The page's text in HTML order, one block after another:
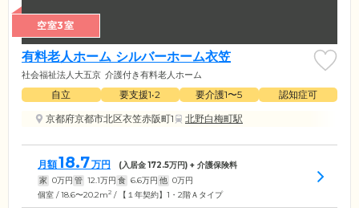
空室3室
有料老人ホーム シルバーホーム衣笠
社会福祉法人大五京 介護付き有料老人ホーム
自立 要支援1•2 要介護1〜5
認知症可
京都府京都市北区衣笠赤阪町1
北野白梅町駅
月額18.7万円 (入居金172.5万円) + 介護保険料
家 0万円 管 12.1万円 食 6.6万円 他 0万円
個室 / 18.6〜20.2m2 / 【１年契約】1・2階Ａタイプ